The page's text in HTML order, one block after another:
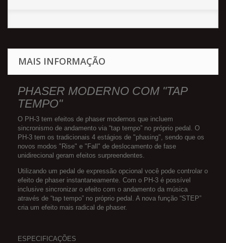
MAIS INFORMAÇÃO
PHASER MODERNO COM "TAP
TEMPO"
O PH-3 tem efeitos de phaser modernos que incluem
sincronismo de andamento via “tap tempo” no próprio pedal. O
PH-3 tem os tradicionais 4 estágios de "phasing", sendo que os
novos modos "Rise" e "Fall" de deslocamento de fase
unidirecional geram efeitos surpreendentes.
Utilizando um pedal de expressão opcional você pode controlar o
efeito de phaser instantaneamente. Com o PH-3 é possível
inclusive sincronizar o efeito com o andamento da música
através de “tap tempo” no próprio pedal. A nova função “STEP”
cria um efeito mais radical de phaser.
ESPECIFICAÇÕES